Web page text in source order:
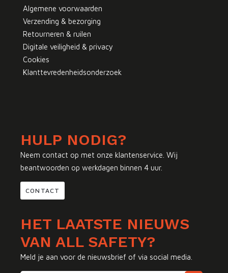
Algemene voorwaarden
Verzending & bezorging
Retourneren & ruilen
Digitale veiligheid & privacy
Cookies
Klanttevredenheidsonderzoek
HULP NODIG?
Neem contact op met onze klantenservice. Wij
beantwoorden op werkdagen binnen 4 uur.
CONTACT
HET LAATSTE NIEUWS
VAN ALL SAFETY?
Meld je aan voor de nieuwsbrief of via social media.